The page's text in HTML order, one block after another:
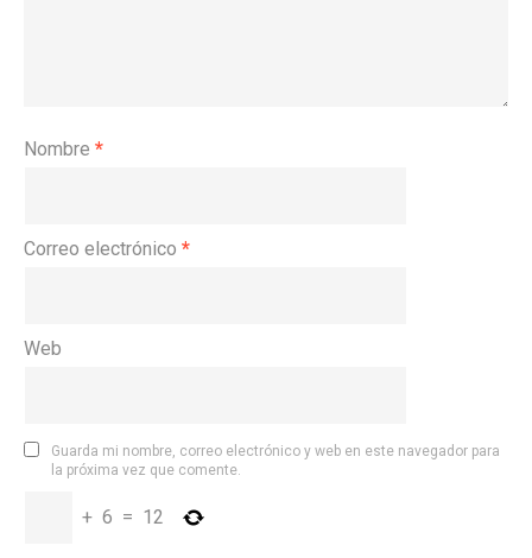
Nombre *
Correo electrónico *
Web
Guarda mi nombre, correo electrónico y web en este navegador para
la próxima vez que comente.
+ 6 = 12